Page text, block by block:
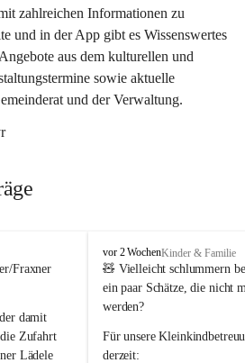
zahlreichen Informationen zu
und in der App gibt es Wissenswertes
aus dem kulturellen und
sowie aktuelle
und der Verwaltung.
Fraxner
damit
Zufahrt
Lädele
F
r
a
x
r
n
vor 2 WochenKinder & Familie
🧸 Vielleicht schlummern
ein paar Schätze, die nicht
werden?
Für unsere
derzeit: